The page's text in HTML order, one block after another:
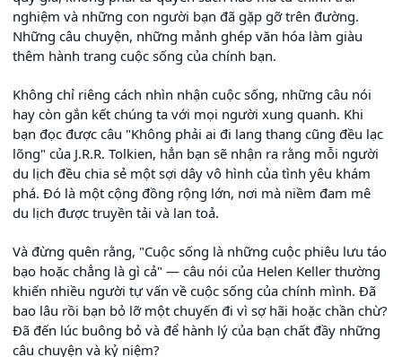
nghiệm và những con người bạn đã gặp gỡ trên đường.
Những câu chuyện, những mảnh ghép văn hóa làm giàu
thêm hành trang cuộc sống của chính bạn.
Không chỉ riêng cách nhìn nhận cuộc sống, những câu nói
hay còn gắn kết chúng ta với mọi người xung quanh. Khi
bạn đọc được câu "Không phải ai đi lang thang cũng đều lạc
lõng" của J.R.R. Tolkien, hẳn bạn sẽ nhận ra rằng mỗi người
du lịch đều chia sẻ một sợi dây vô hình của tình yêu khám
phá. Đó là một cộng đồng rộng lớn, nơi mà niềm đam mê
du lịch được truyền tải và lan toả.
Và đừng quên rằng, "Cuộc sống là những cuộc phiêu lưu táo
bạo hoặc chẳng là gì cả" — câu nói của Helen Keller thường
khiến nhiều người tự vấn về cuộc sống của chính mình. Đã
bao lâu rồi bạn bỏ lỡ một chuyến đi vì sợ hãi hoặc chần chừ?
Đã đến lúc buông bỏ và để hành lý của bạn chất đầy những
câu chuyện và kỷ niệm?